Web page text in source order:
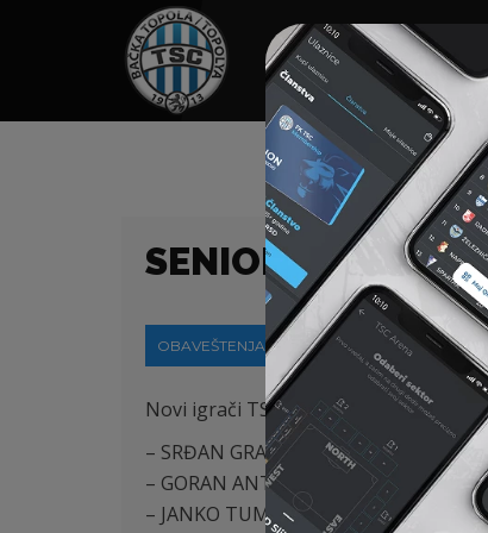
HOME
SENIORI – LETNJI
OBAVEŠTENJA 08-07-2019
Novi igrači TSC-a:
– SRĐAN GRABEŽ (OFK Bačka, Bačka
– GORAN ANTONIĆ (Alaškert,
– JANKO TUMBASEVIĆ (FK Mladost,